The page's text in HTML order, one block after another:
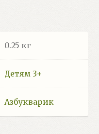
0.25 кг
Детям 3+
Азбукварик